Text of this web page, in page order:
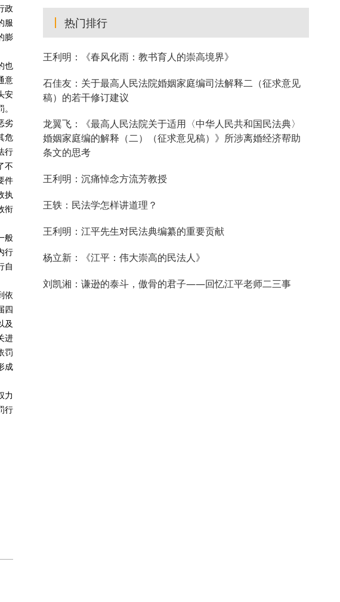
政
服
膨
也
意
安
劣
危
行
不
件
执
衔
般
行
自
依
四
及
进
罚
成
力
行
热门排行
王利明：《春风化雨：教书育人的崇高境界》
石佳友：关于最高人民法院婚姻家庭编司法解释二（征求意见
稿）的若干修订建议
龙翼飞：《最高人民法院关于适用〈中华人民共和国民法典〉
婚姻家庭编的解释（二）（征求意见稿）》所涉离婚经济帮助
条文的思考
王利明：沉痛悼念方流芳教授
王轶：民法学怎样讲道理？
王利明：江平先生对民法典编纂的重要贡献
杨立新：《江平：伟大崇高的民法人》
刘凯湘：谦逊的泰斗，傲骨的君子——回忆江平老师二三事